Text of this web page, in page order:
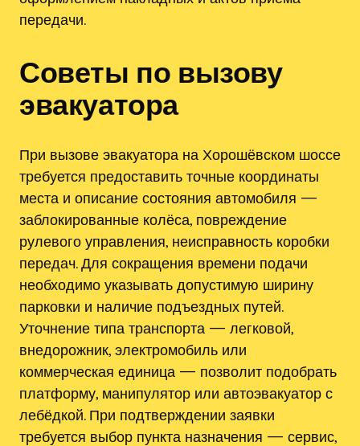
передачи.
Советы по вызову
эвакуатора
При вызове эвакуатора на Хорошёвском шоссе
требуется предоставить точные координаты
места и описание состояния автомобиля —
заблокированные колёса, повреждение
рулевого управления, неисправность коробки
передач. Для сокращения времени подачи
необходимо указывать допустимую ширину
парковки и наличие подъездных путей.
Уточнение типа транспорта — легковой,
внедорожник, электромобиль или
коммерческая единица — позволит подобрать
платформу, манипулятор или автоэвакуатор с
лебёдкой. При подтверждении заявки
требуется выбор пункта назначения — сервис,